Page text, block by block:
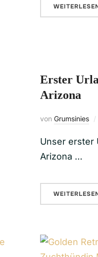
Erster
Arizona
vonGrumsinies
Unser erster
Arizona …